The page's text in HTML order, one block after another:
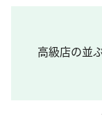
高級店の並